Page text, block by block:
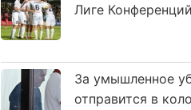
Лиге Конференций
За умышленное
отправится в